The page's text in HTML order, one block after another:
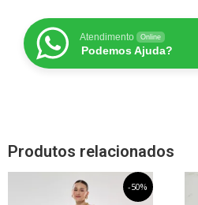
Atendimento Online
Podemos Ajuda?
Produtos relacionados
-50%
preço
original
O
preço
atual
Este
produto